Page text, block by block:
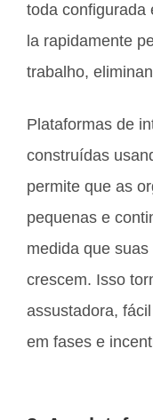
toda configurada
la rapidamente
trabalho,
Plataformas de
construídas
permite que as
pequenas e
medida que
crescem. Isso
assustadora,
em fases e